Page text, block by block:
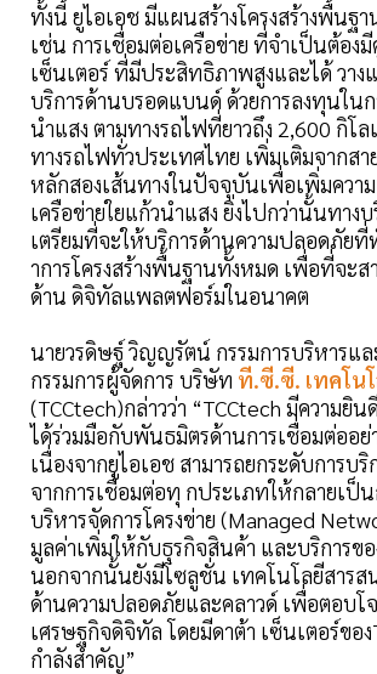
ทั้งนี้ ยูไอเอช มีแผนสร้างโครงสร้างพื้นฐ
เช่น การเชื่อมต่อเครือข่าย ที่จำเป็นต้อง
เซ็นเตอร์ ที่มีประสิทธิภาพสูงและได้ วา
บริการด้านบรอดแบนด์ ด้วยการลงทุนในก
นำแสง ตามทางรถไฟที่ยาวถึง 2,600 กิโ
ทางรถไฟทั่วประเทศไทย เพิ่มเติมจากสา
หลักสองเส้นทางในปัจจุบันเพื่อเพิ่มควา
เครือข่ายใยแก้วนำแสง ยิ่งไปกว่านั้นทาง
เตรียมที่จะให้บริการด้านความปลอดภัย
าการโครงสร้างพื้นฐานทั้งหมด เพื่อที่จะส
ด้าน ดิจิทัลแพลตฟอร์มในอนาคต
นายวรดิษฐ์ วิญญรัตน์ กรรมการบริหารแล
กรรมการผู้จัดการ บริษัท ที.ซี.ซี. เทคโน
(TCCtech)กล่าวว่า “TCCtech มีความยิน
ได้ร่วมมือกับพันธมิตรด้านการเชื่อมต่ออย่
เนื่องจากยูไอเอช สามารถยกระดับการบ
จากการเชื่อมต่อทุ กประเภทให้กลายเป็น
บริหารจัดการโครงข่าย (Managed
มูลค่าเพิ่มให้กับธุรกิจสินค้า และบริการข
นอกจากนั้นยังมีโซลูชั่น เทคโนโลยีสารส
ด้านความปลอดภัยและคลาวด์ เพื่อตอบโ
เศรษฐกิจดิจิทัล โดยมีดาต้า เซ็นเตอร์ขอ
กำลังสำคัญ”